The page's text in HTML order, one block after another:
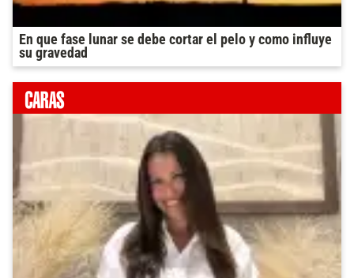
En que fase lunar se debe cortar el pelo y como influye
su gravedad